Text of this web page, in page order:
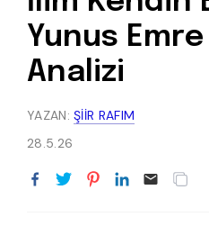
Yunus
Analizi
YAZAN:ŞIIR RAFIM
28.5.26